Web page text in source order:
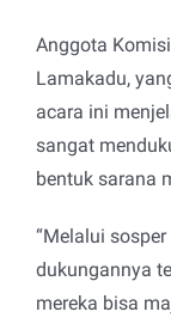
Anggota
Lamakadu,
acara ini
sangat
bentuk sarana
“Melalui
dukungannya
mereka bisa